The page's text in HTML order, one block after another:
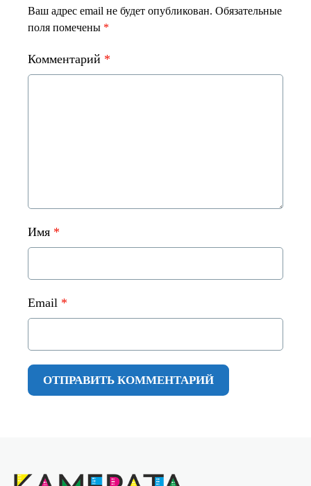
Ваш адрес email не будет опубликован. Обязательные
поля помечены *
Комментарий *
Имя *
Email *